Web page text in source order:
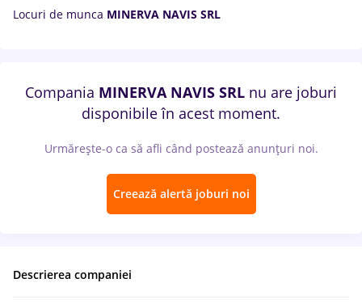
Locuri de munca MINERVA NAVIS SRL
Compania MINERVA NAVIS SRL nu are joburi
disponibile în acest moment.
Urmărește-o ca să afli când postează anunțuri noi.
Creează alertă joburi noi
Descrierea companiei